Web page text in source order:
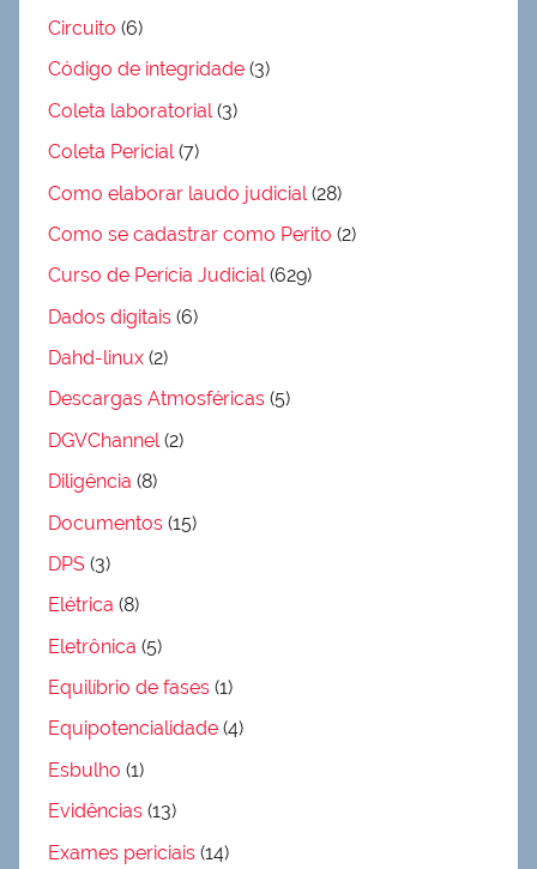
Circuito (6)
Código de integridade (3)
Coleta laboratorial(3)
Coleta Pericial(7)
Como elaborar laudo judicial (28)
Como se cadastrar como Perito (2)
Curso de Perícia Judicial(629)
Dados digitais (6)
Dahd-linux (2)
Descargas Atmosféricas (5)
DGVChannel(2)
Diligência (8)
Documentos (15)
DPS (3)
Elétrica (8)
Eletrônica (5)
Equilíbrio de fases (1)
Equipotencialidade (4)
Esbulho (1)
Evidências (13)
Exames periciais (14)